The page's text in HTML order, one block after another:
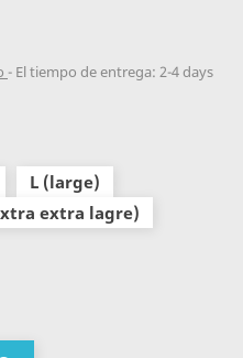
El tiempo de entrega: 2-4 days
L (large)
extra lagre)